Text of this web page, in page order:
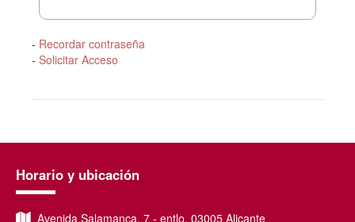
- Recordar contraseña
- Solicitar Acceso
Horario y ubicación
Avenida Salamanca, 7 - entlo, 03005 Alicante